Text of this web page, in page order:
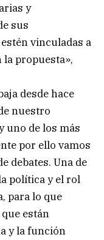
y
sus
vinculadas a
propuesta»,
desde hace
nuestro
uno de los más
por ello vamos
debates. Una de
política y el rol
para lo que
están
y la función